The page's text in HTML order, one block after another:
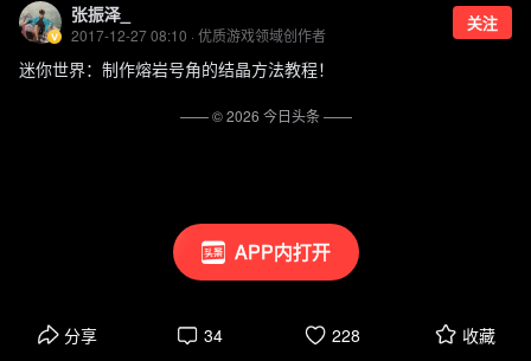
APP内打开
张振泽_
2017-12-27 08:10 · 优质游戏领域创作者
关注
迷你世界：制作熔岩号角的结晶方法教程！
分享 34 228 收藏
—— ©2026 今日头条——